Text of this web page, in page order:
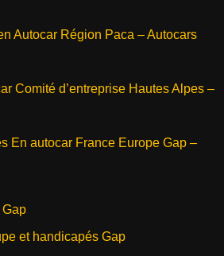
Autocar Région Paca – Autocars
Comité d’entreprise Hautes Alpes –
En autocar France Europe Gap –
Gap
et handicapés Gap